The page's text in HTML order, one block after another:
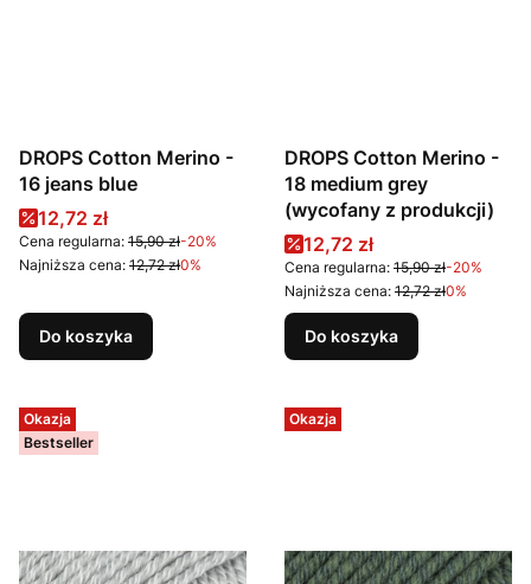
DROPS Cotton Merino -
16 jeans blue
Cena promocyjna
12,72 zł
Cena regularna: 15,90 zł-20%
Najniższa cena: 12,72 zł0%
Do koszyka
DROPS Cotton Merino -
18 medium grey
(wycofany z produkcji)
Cena promocyjna
12,72 zł
Cena regularna: 15,90 zł-20%
Najniższa cena: 12,72 zł0%
Do koszyka
Okazja
Bestseller
Okazja